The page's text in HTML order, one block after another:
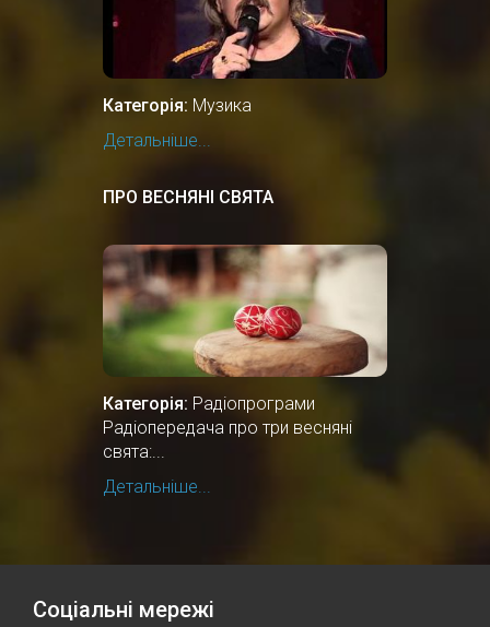
Категорія: Музика
Детальніше...
ПРО ВЕСНЯНІ СВЯТА
Категорія: Радіопрограми
Радіопередача про три весняні
свята:...
Детальніше...
Соціальні мережі